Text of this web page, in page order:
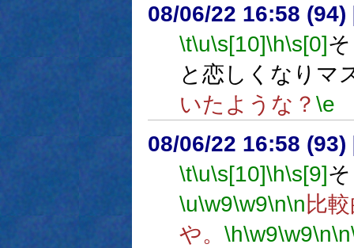
08/06/22 16:58 (94)
\t\u\s[10]\h\s[0]
と恋しくなりマ
いたような？ \e
08/06/22 16:58 (93)
\t\u\s[10]\h\s[9]
\u\w9\w9\n\n比
や。 \h\w9\w9\n\n